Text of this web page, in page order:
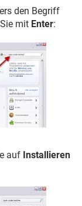
den Begriff
mit Enter:
auf Installieren